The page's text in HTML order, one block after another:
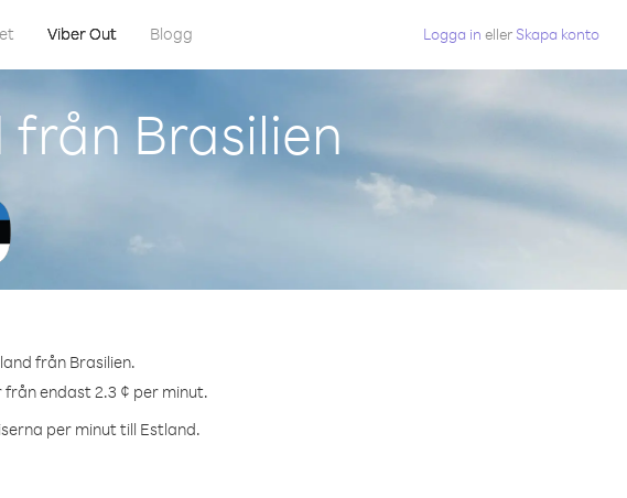
Viber Out Blogg Logga in eller Skapa konto
Brasilien
från Brasilien.
endast 2.3 ¢ per minut.
per minut till Estland.